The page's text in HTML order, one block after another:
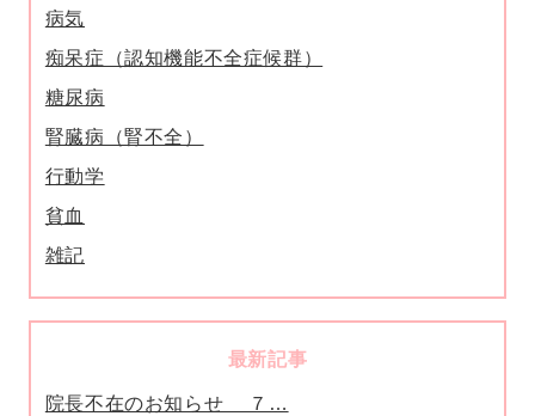
病気
痴呆症（認知機能不全症候群）
糖尿病
腎臓病（腎不全）
行動学
貧血
雑記
最新記事
院長不在のお知らせ ７…